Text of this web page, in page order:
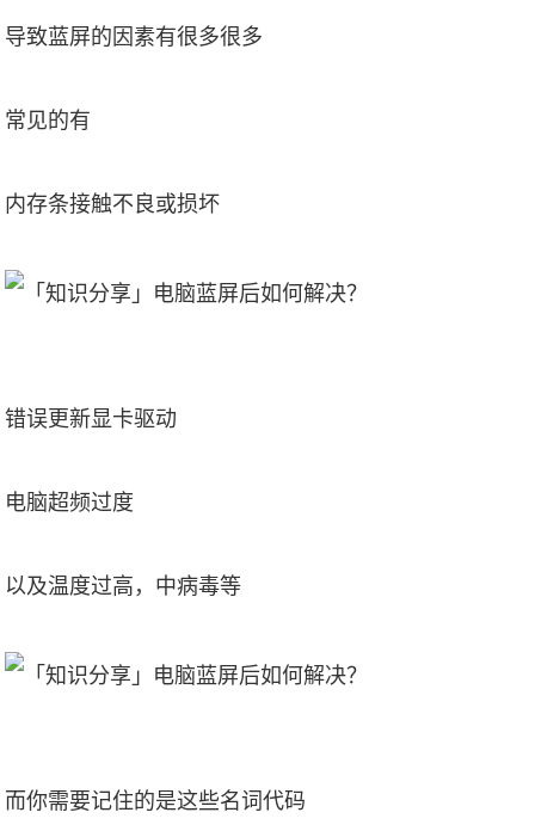
导致蓝屏的因素有很多很多
常见的有
内存条接触不良或损坏
错误更新显卡驱动
电脑超频过度
以及温度过高，中病毒等
而你需要记住的是这些名词代码